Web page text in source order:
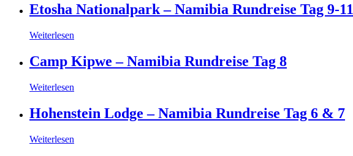
Etosha Nationalpark – Namibia Rundreise Tag 9-11
Weiterlesen
Camp Kipwe – Namibia Rundreise Tag 8
Weiterlesen
Hohenstein Lodge – Namibia Rundreise Tag 6 & 7
Weiterlesen